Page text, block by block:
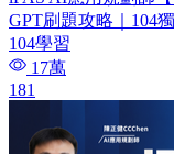
GPT刷題攻略｜104
104學習
17萬
181